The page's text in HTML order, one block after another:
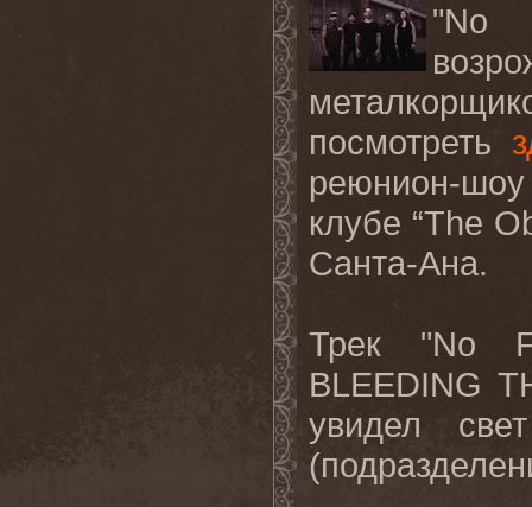
"No
посмотреть
реюнион-
клубе “The
Санта-Ана.
Трек "No
BLEEDING
увидел